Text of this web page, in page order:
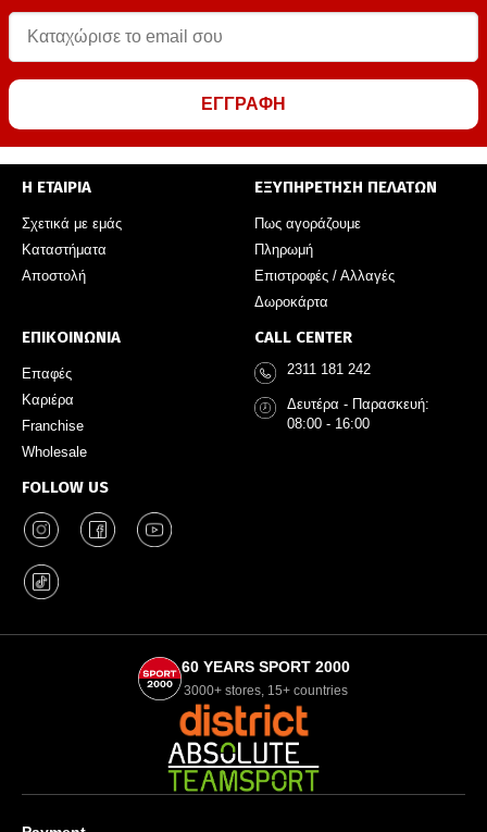
ΕΓΓΡΑΦΗ
Η ΕΤΑΙΡΙΑ
Σχετικά με εμάς
Καταστήματα
Αποστολή
ΕΞΥΠΗΡΕΤΗΣΗ ΠΕΛΑΤΩΝ
Πως αγοράζουμε
Πληρωμή
Επιστροφές / Αλλαγές
Δωροκάρτα
ΕΠΙΚΟΙΝΩΝΙΑ
Επαφές
Καριέρα
Franchise
Wholesale
FOLLOW US
CALL CENTER
2311 181 242
Δευτέρα - Παρασκευή:
08:00 - 16:00
60 YEARS SPORT 2000
3000+ stores, 15+ countries